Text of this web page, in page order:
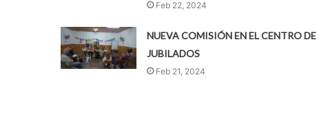
Feb 22, 2024
NUEVA COMISIÓN EN EL CENTRO DE
JUBILADOS
Feb 21, 2024